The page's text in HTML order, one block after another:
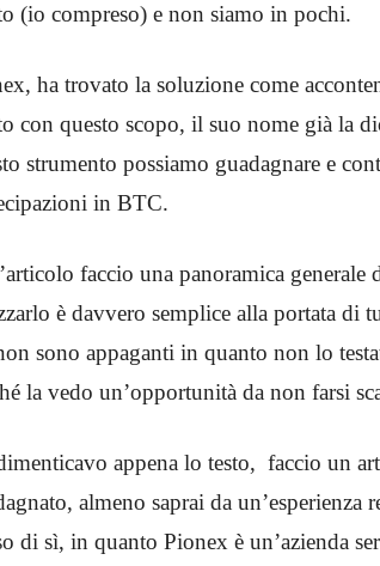
(io compreso) e non siamo in pochi.
ha trovato la soluzione come
con questo scopo, il suo nome già la
strumento possiamo guadagnare e
in BTC.
faccio una panoramica generale
è davvero semplice alla portata di
sono appaganti in quanto non lo
la vedo un’opportunità da non farsi
appena lo testo, faccio un
almeno saprai da un’esperienza
di sì, in quanto Pionex è un’azienda